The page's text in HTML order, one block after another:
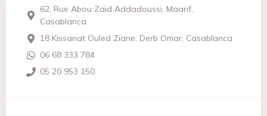
62, Rue Abou Zaid Addadoussi, Maarif,
Casablanca
18 Kissariat Ouled Ziane, Derb Omar, Casablanca
06 68 333 784
05 20 953 150